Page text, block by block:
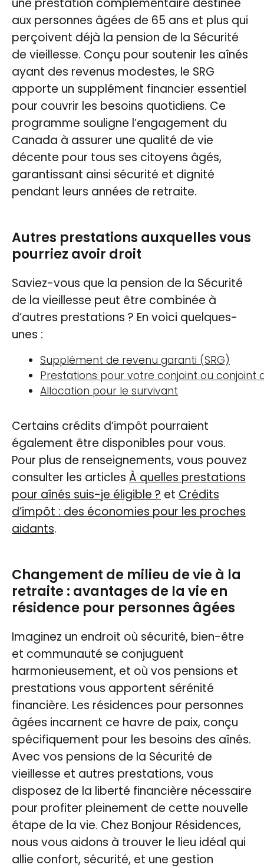
une prestation complémentaire destinée
aux personnes âgées de 65 ans et plus qui
perçoivent déjà la pension de la Sécurité
de vieillesse. Conçu pour soutenir les aînés
ayant des revenus modestes, le SRG
apporte un supplément financier essentiel
pour couvrir les besoins quotidiens. Ce
programme souligne l’engagement du
Canada à assurer une qualité de vie
décente pour tous ses citoyens âgés,
garantissant ainsi sécurité et dignité
pendant leurs années de retraite.
Autres prestations auxquelles vous
pourriez avoir droit
Saviez-vous que la pension de la Sécurité
de la vieillesse peut être combinée à
d’autres prestations ? En voici quelques-
unes :
Supplément de revenu garanti (SRG)
Prestations pour votre conjoint ou conjoint
Allocation pour le survivant
Certains crédits d’impôt pourraient
également être disponibles pour vous.
Pour plus de renseignements, vous pouvez
consulter les articles À quelles prestations
pour aînés suis-je éligible ? et Crédits
d’impôt : des économies pour les proches
aidants.
Changement de milieu de vie à la
retraite : avantages de la vie en
résidence pour personnes âgées
Imaginez un endroit où sécurité, bien-être
et communauté se conjuguent
harmonieusement, et où vos pensions et
prestations vous apportent sérénité
financière. Les résidences pour personnes
âgées incarnent ce havre de paix, conçu
spécifiquement pour les besoins des aînés.
Avec vos pensions de la Sécurité de
vieillesse et autres prestations, vous
disposez de la liberté financière nécessaire
pour profiter pleinement de cette nouvelle
étape de la vie. Chez Bonjour Résidences,
nous vous aidons à trouver le lieu idéal qui
allie confort, sécurité, et une gestion